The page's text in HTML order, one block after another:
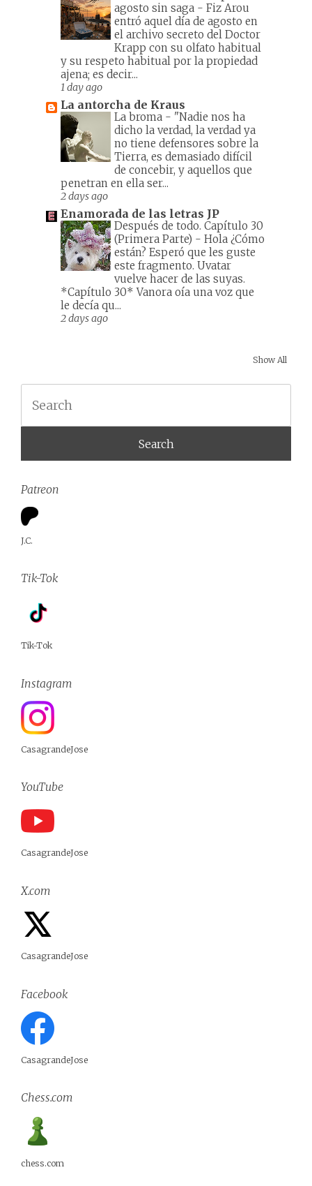
agosto sin saga - Fiz Arou
entró aquel día de agosto en
el archivo secreto del Doctor
Krapp con su olfato habitual
y su respeto habitual por la propiedad
ajena; es decir...
1 day ago
La antorcha de Kraus
La broma - "Nadie nos ha
dicho la verdad, la verdad ya
no tiene defensores sobre la
Tierra, es demasiado difícil
de concebir, y aquellos que
penetran en ella ser...
2 days ago
Enamorada de las letras JP
Después de todo. Capítulo 30
(Primera Parte) - Hola ¿Cómo
están? Esperó que les guste
este fragmento. Uvatar
vuelve hacer de las suyas.
*Capítulo 30* Vanora oía una voz que
le decía qu...
2 days ago
Show All
Patreon
J.C.
Tik-Tok
Tik-Tok
Instagram
CasagrandeJose
YouTube
CasagrandeJose
X.com
CasagrandeJose
Facebook
CasagrandeJose
Chess.com
chess.com